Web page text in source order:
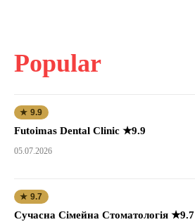
Popular
★ 9.9
Futoimas Dental Clinic ★9.9
05.07.2026
★ 9.7
Сучасна Сімейна Стоматологія ★9.7